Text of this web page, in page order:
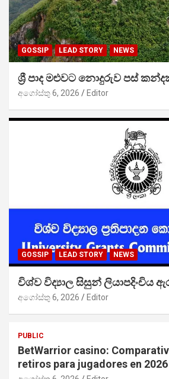
GOSSIP LEAD STORY NEWS
ශ්‍රී පාද මළුවට නොදුරුව පස්
අගෝස්තු 6, 2026 Editor
GOSSIP LEAD STORY NEWS
විශ්ව විද්‍යාල සිසුන් ලියාපදිංචිය
අගෝස්තු 6, 2026 Editor
PUBLIC
BetWarrior casino:
retiros para jugadores en 2026